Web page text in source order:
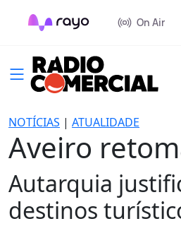
On Air
NOTÍCIAS | ATUALIDADE
Aveiro
Autarquia
destinos